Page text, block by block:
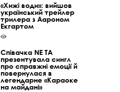
«Хижі води»: вийшов
український трейлер
трилера з Аароном
Екгартом
Співачка NE TA
презентувала сингл
про справжні емоції й
повернулася в
легендарне «Караоке
на майдані»